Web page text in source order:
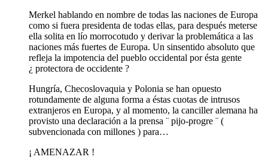
Merkel hablando en nombre de todas las naciones de Europa
como si fuera presidenta de todas ellas, para después meterse
ella solita en lío morrocotudo y derivar la problemática a las
naciones más fuertes de Europa. Un sinsentido absoluto que
refleja la impotencia del pueblo occidental por ésta gente
¿ protectora de occidente ?
Hungría, Checoslovaquia y Polonia se han opuesto
rotundamente de alguna forma a éstas cuotas de intrusos
extranjeros en Europa, y al momento, la canciller alemana ha
provisto una declaración a la prensa ¨ pijo-progre ¨ (
subvencionada con millones ) para…
¡ AMENAZAR !